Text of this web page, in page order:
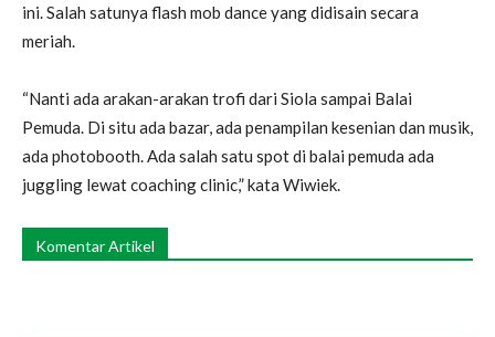
ini. Salah satunya flash mob dance yang didisain secara
meriah.
“Nanti ada arakan-arakan trofi dari Siola sampai Balai
Pemuda. Di situ ada bazar, ada penampilan kesenian dan musik,
ada photobooth. Ada salah satu spot di balai pemuda ada
juggling lewat coaching clinic,” kata Wiwiek.
Komentar Artikel